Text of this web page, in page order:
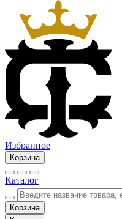
Избранное
Корзина
Каталог
Корзина